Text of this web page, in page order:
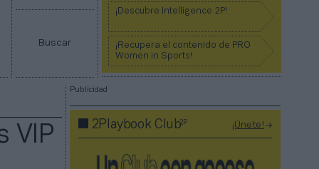
Buscar
¡Descubre Intelligence 2P!
¡Recupera el contenido de PRO
Women in Sports!
VIP
Publicidad
2Playbook Club2P ¡Únete!